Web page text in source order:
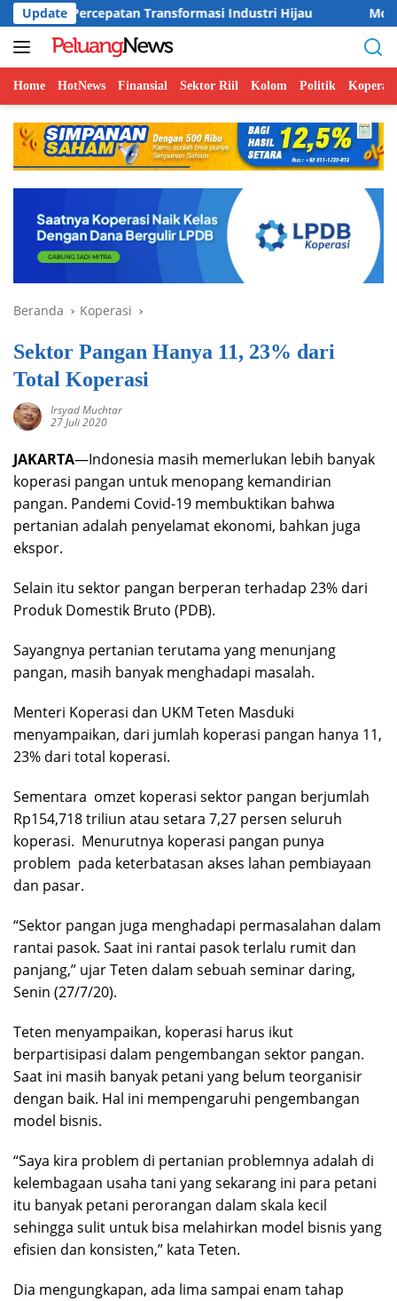
Langsung
ke
konten
UpdateTransformasi Industri Hijau Moda Integrasi
Home HotNews Finansial Sektor Riil Kolom Politik Koperasi
Beranda Koperasi
Sektor Pangan Hanya 11, 23% dari
Total Koperasi
Irsyad Muchtar
27 Juli 2020
JAKARTA—Indonesia masih memerlukan lebih banyak
koperasi pangan untuk menopang kemandirian
pangan. Pandemi Covid-19 membuktikan bahwa
pertanian adalah penyelamat ekonomi, bahkan juga
ekspor.
Selain itu sektor pangan berperan terhadap 23% dari
Produk Domestik Bruto (PDB).
Sayangnya pertanian terutama yang menunjang
pangan, masih banyak menghadapi masalah.
Menteri Koperasi dan UKM Teten Masduki
menyampaikan, dari jumlah koperasi pangan hanya 11,
23% dari total koperasi.
Sementara omzet koperasi sektor pangan berjumlah
Rp154,718 triliun atau setara 7,27 persen seluruh
koperasi. Menurutnya koperasi pangan punya
problem pada keterbatasan akses lahan pembiayaan
dan pasar.
“Sektor pangan juga menghadapi permasalahan dalam
rantai pasok. Saat ini rantai pasok terlalu rumit dan
panjang,” ujar Teten dalam sebuah seminar daring,
Senin (27/7/20).
Teten menyampaikan, koperasi harus ikut
berpartisipasi dalam pengembangan sektor pangan.
Saat ini masih banyak petani yang belum teorganisir
dengan baik. Hal ini mempengaruhi pengembangan
model bisnis.
“Saya kira problem di pertanian problemnya adalah di
kelembagaan usaha tani yang sekarang ini para petani
itu banyak petani perorangan dalam skala kecil
sehingga sulit untuk bisa melahirkan model bisnis yang
efisien dan konsisten,” kata Teten.
Dia mengungkapan, ada lima sampai enam tahap